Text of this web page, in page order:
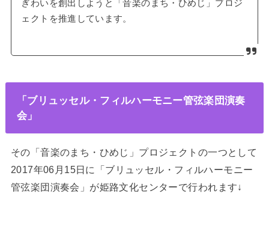
ぎわいを創出しようと「音楽のまち・ひめじ」プロジ
ェクトを推進しています。
「ブリュッセル・フィルハーモニー管弦楽団演奏
会」
その「音楽のまち・ひめじ」プロジェクトの一つとして
2017年06月15日に「ブリュッセル・フィルハーモニー
管弦楽団演奏会」が姫路文化センターで行われます↓